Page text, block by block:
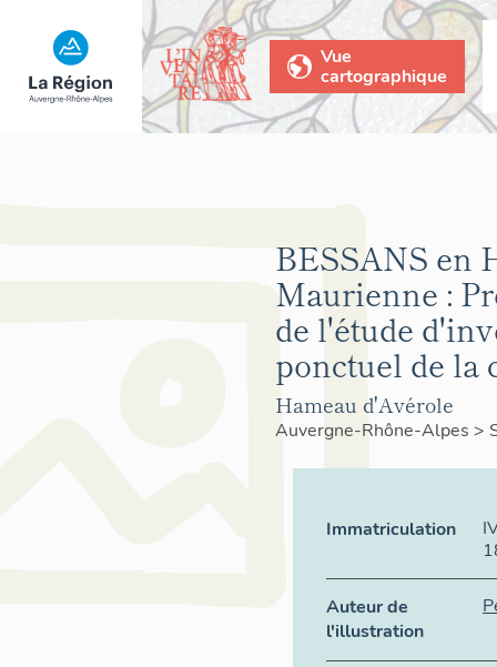
Vue
cartographique
BESSANS en
Maurienne :
de l'étude
ponctuel de la
Hameau d'Avérole
Auvergne-Rhône-Alpes >
Immatriculation
Auteur de
l'illustration